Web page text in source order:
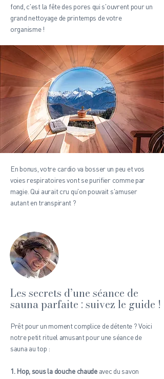
fond, c'est la fête des pores qui s'ouvrent pour un
grand nettoyage de printemps de votre
organisme !
En bonus, votre cardio va bosser un peu et vos
voies respiratoires vont se purifier comme par
magie. Qui aurait cru qu'on pouvait s'amuser
autant en transpirant ?
Les secrets d’une séance de
sauna parfaite : suivez le guide !
​​Prêt pour un moment complice de détente ? Voici
notre petit rituel amusant pour une séance de
sauna au top :
1. Hop, sous la douche chaude avec du savon